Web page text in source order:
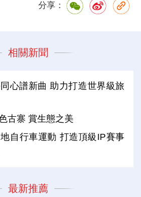
分享：
相關新聞
心譜新曲 助力打造世界級旅
古寨 賞生態之美
自行車運動 打造頂級IP賽事
最新推薦